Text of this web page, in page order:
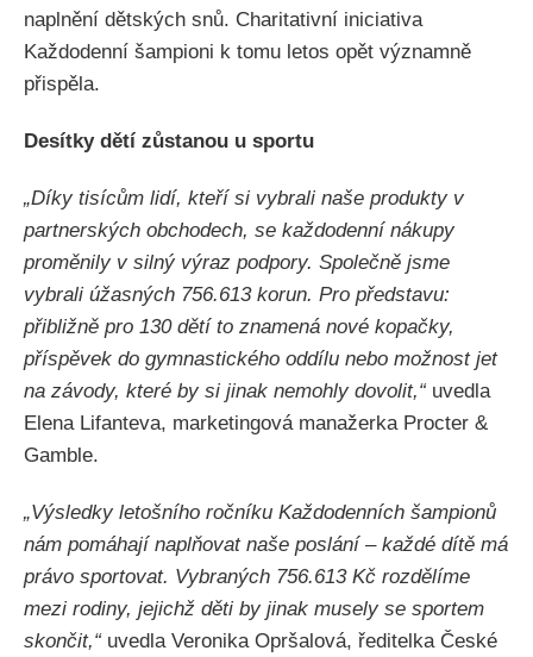
naplnění dětských snů. Charitativní iniciativa
Každodenní šampioni k tomu letos opět významně
přispěla.
Desítky dětí zůstanou u sportu
„Díky tisícům lidí, kteří si vybrali naše produkty v
partnerských obchodech, se každodenní nákupy
proměnily v silný výraz podpory. Společně jsme
vybrali úžasných 756.613 korun. Pro představu:
přibližně pro 130 dětí to znamená nové kopačky,
příspěvek do gymnastického oddílu nebo možnost jet
na závody, které by si jinak nemohly dovolit,“ uvedla
Elena Lifanteva, marketingová manažerka Procter &
Gamble.
„Výsledky letošního ročníku Každodenních šampionů
nám pomáhají naplňovat naše poslání – každé dítě má
právo sportovat. Vybraných 756.613 Kč rozdělíme
mezi rodiny, jejichž děti by jinak musely se sportem
skončit,“ uvedla Veronika Opršalová, ředitelka České